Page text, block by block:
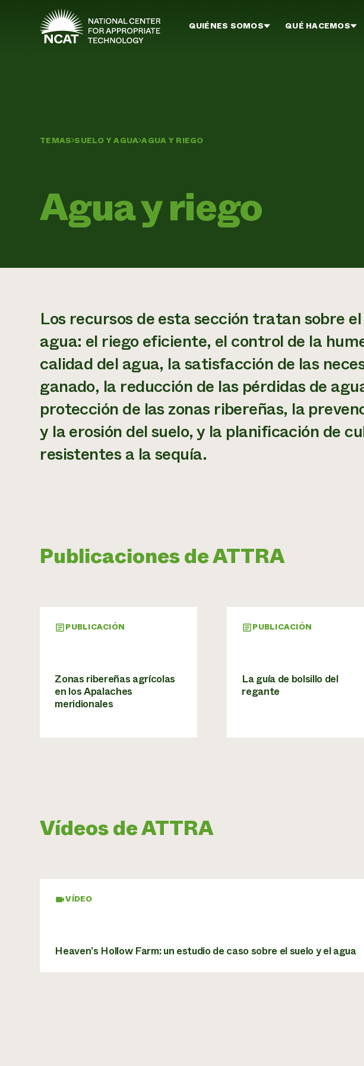
Ir al contenido principal
QUIÉNES SOMOS QUÉ HACEMOS
TEMAS SUELO Y AGUA AGUA Y RIEGO
Agua y riego
Los recursos de esta sección tratan sobre
agua: el riego eficiente, el control de la
calidad del agua, la satisfacción de las
ganado, la reducción de las pérdidas de
protección de las zonas ribereñas, la
y la erosión del suelo, y la planificación de
resistentes a la sequía.
Publicaciones de ATTRA
PUBLICACIÓN
Zonas ribereñas agrícolas
en los Apalaches
meridionales
PUBLICACIÓN
La guía de bolsillo del
regante
Vídeos de ATTRA
VÍDEO
Heaven’s Hollow Farm: un estudio de caso sobre el suelo y el agua